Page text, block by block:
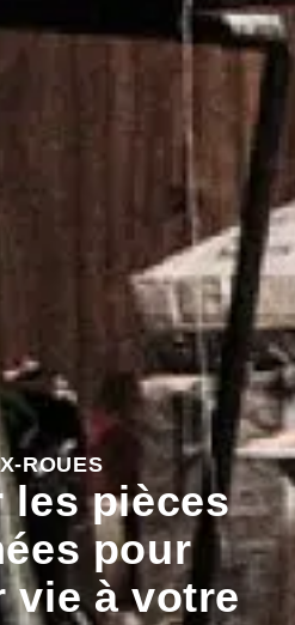
ROUES
les pièces
pour
vie à votre